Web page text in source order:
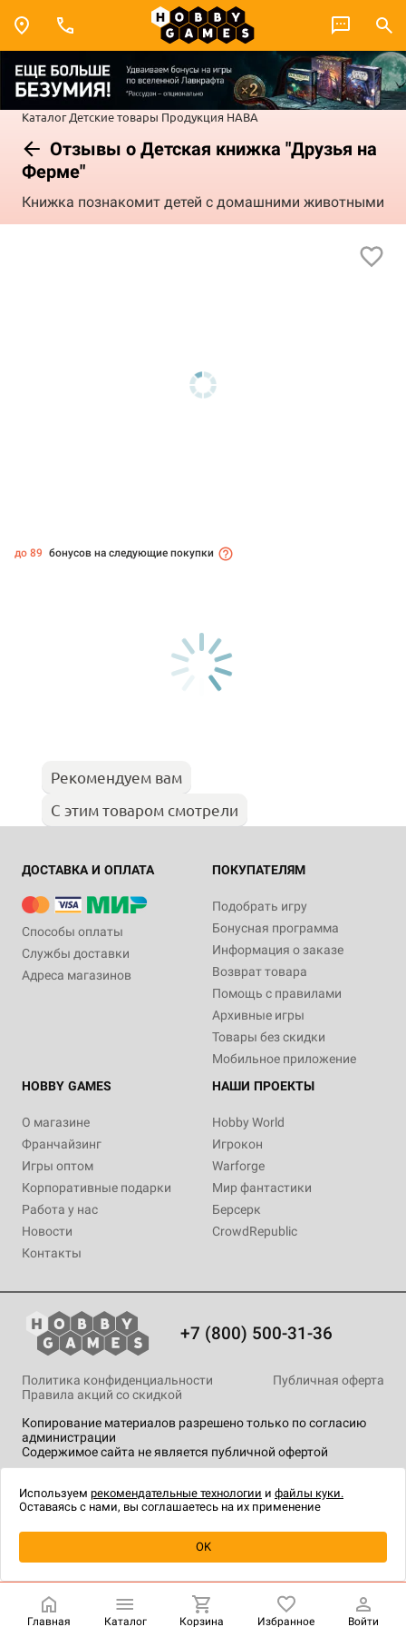
Каталог Детские товары Продукция HABA
Отзывы о Детская книжка "Друзья на
Ферме"
Книжка познакомит детей с домашними животными
Уведомить о наличии
до 89 бонусов на следующие покупки
Рекомендуем вам
С этим товаром смотрели
ДОСТАВКА И ОПЛАТА
Способы оплаты
Службы доставки
Адреса магазинов
ПОКУПАТЕЛЯМ
Подобрать игру
Бонусная программа
Информация о заказе
Возврат товара
Помощь с правилами
Архивные игры
Товары без скидки
Мобильное приложение
HOBBY GAMES
О магазине
Франчайзинг
Игры оптом
Корпоративные подарки
Работа у нас
Новости
Контакты
НАШИ ПРОЕКТЫ
Hobby World
Игрокон
Warforge
Мир фантастики
Берсерк
CrowdRepublic
+7 (800) 500-31-36
Копирование материалов разрешено только по согласию
администрации
Содержимое сайта не является публичной офертой
Политика конфиденциальности
Публичная оферта
Правила акций со скидкой
технологии.
Главная Каталог Корзина Избранное Войти
Используем рекомендательные технологии и файлы куки.
Оставаясь с нами, вы соглашаетесь на их применение
OK